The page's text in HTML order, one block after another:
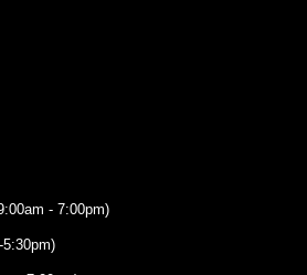
- 7:00pm)